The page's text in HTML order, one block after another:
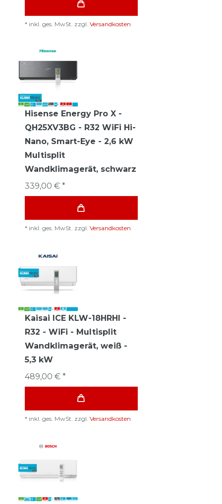
* inkl. ges. MwSt. zzgl. Versandkosten
Hisense Energy Pro X -
QH25XV3BG - R32 WiFi Hi-
Nano, Smart-Eye - 2,6 kW
Multisplit
Wandklimagerät, schwarz
339,00 € *
* inkl. ges. MwSt. zzgl. Versandkosten
Kaisai ICE KLW-18HRHI -
R32 - WiFi - Multisplit
Wandklimagerät, weiß -
5,3 kW
489,00 € *
* inkl. ges. MwSt. zzgl. Versandkosten